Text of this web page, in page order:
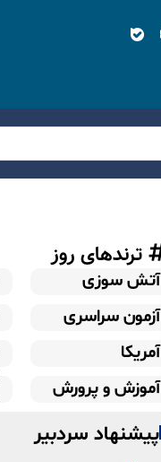
ترندهای روز
آتش سوزی
آزمون سراسری
آمریکا
آموزش و پرورش
پیشنهاد سردبیر